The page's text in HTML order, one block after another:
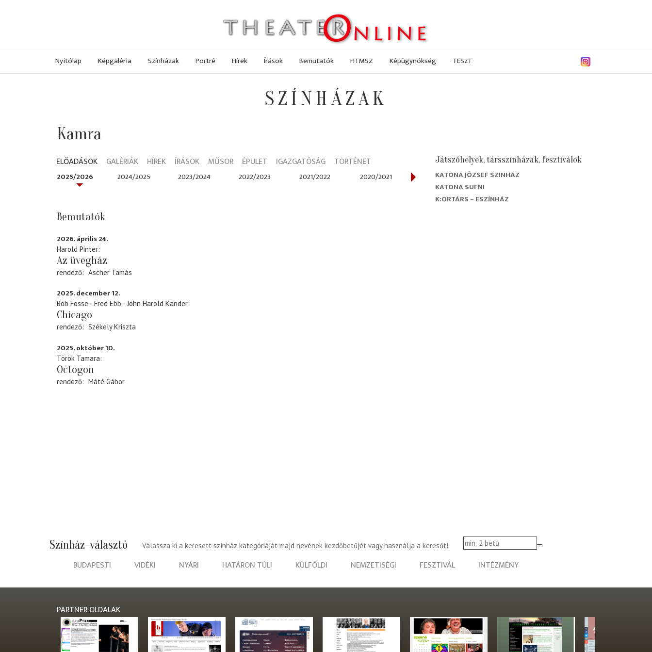
Nyitólap Képgaléria Színházak Portré Hírek Írások Bemutatók HTMSZ Képügynökség TESzT
SZÍNHÁZAK
Kamra
ELŐADÁSOK GALÉRIÁK HÍREK ÍRÁSOK MŰSOR ÉPÜLET IGAZGATÓSÁG TÖRTÉNET
2025/2026 2024/2025 2023/2024 2022/2023 2021/2022 2020/2021 2019/2020 2018/2019
Bemutatók
2026. április 24.
Harold Pinter
Az üvegház
rendező Ascher Tamás
2025. december 12.
Bob Fosse - Fred Ebb - John Harold Kander
Chicago
rendező Székely Kriszta
2025. október 10.
Török Tamara
Octogon
rendező Máté Gábor
Játszóhelyek, társszínházak, fesztiválok
KATONA JÓZSEF SZÍNHÁZ
KATONA SUFNI
K:ORTÁRS – ESZÍNHÁZ
Színház-választó Válassza ki a keresett színház kategóriáját majd nevének kezdőbetűjét vagy használja a keresőt!
BUDAPESTI VIDÉKI NYÁRI HATÁRON TÚLI KÜLFÖLDI NEMZETISÉGI FESZTIVÁL INTÉZMÉNY
PARTNER OLDALAK